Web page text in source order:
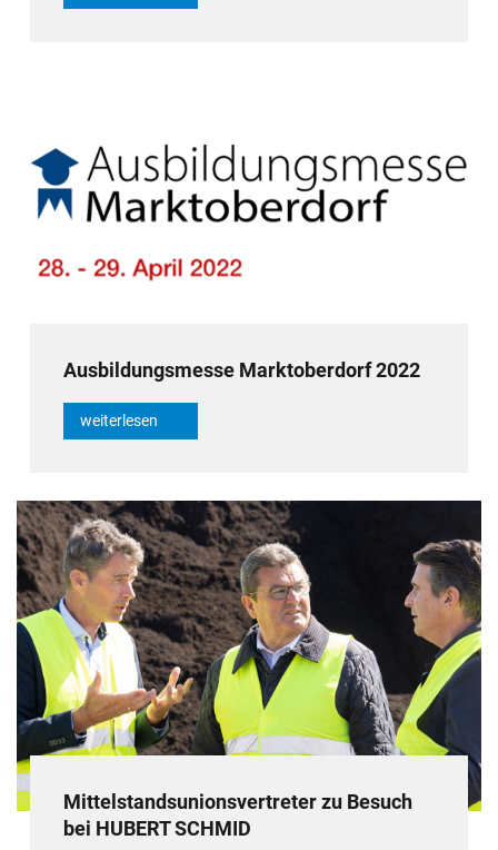
Ausbildungsmesse Marktoberdorf 2022
weiterlesen
Mittelstandsunionsvertreter zu Besuch
bei HUBERT SCHMID